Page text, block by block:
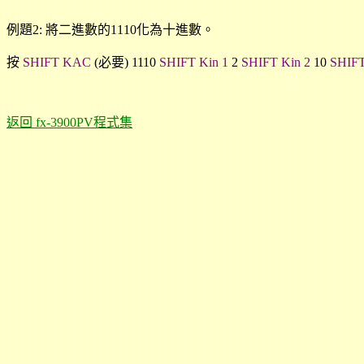
例題2: 將二進數的1110化為十進數。
按 SHIFT KAC (必要) 1110 SHIFT Kin 1 2 SHIFT Kin 2 10
返回 fx-3900PV程式集